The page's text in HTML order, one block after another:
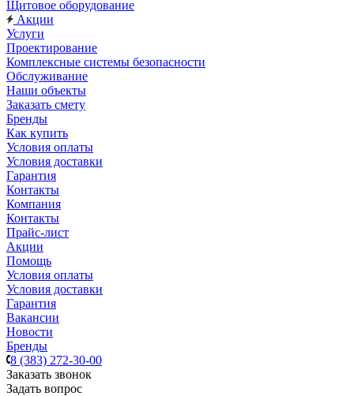
Щитовое оборудование
Акции
Услуги
Проектирование
Комплексные системы безопасности
Обслуживание
Наши объекты
Заказать смету
Бренды
Как купить
Условия оплаты
Условия доставки
Гарантия
Контакты
Компания
Контакты
Прайс-лист
Акции
Помощь
Условия оплаты
Условия доставки
Гарантия
Вакансии
Новости
Бренды
8 (383) 272-30-00
Заказать звонок
Задать вопрос